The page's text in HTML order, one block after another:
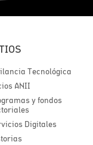
Tecnológica
ANII
y fondos
Digitales